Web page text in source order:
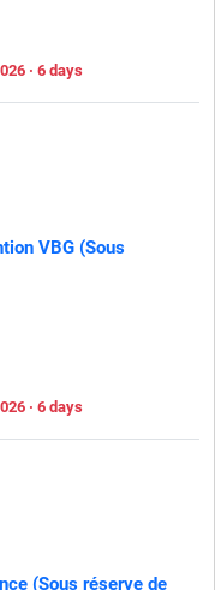
· 6 days
VBG (Sous
· 6 days
(Sous réserve de